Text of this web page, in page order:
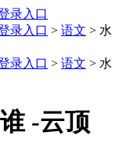
录入口
录入口 > 语文 > 水
录入口 > 语文 > 水
-云顶